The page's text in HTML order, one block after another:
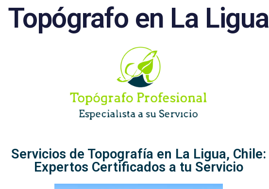
Topógrafo en La Ligua
Servicios de Topografía en La Ligua, Chile:
Expertos Certificados a tu Servicio